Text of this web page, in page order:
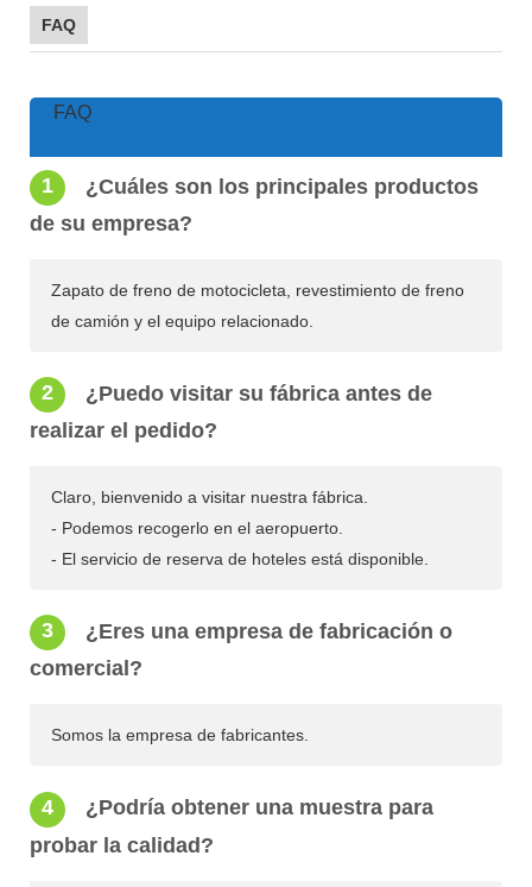
FAQ
FAQ
1
¿Cuáles son los principales productos
de su empresa?
Zapato de freno de motocicleta, revestimiento de freno
de camión y el equipo relacionado.
2
¿Puedo visitar su fábrica antes de
realizar el pedido?
Claro, bienvenido a visitar nuestra fábrica.
- Podemos recogerlo en el aeropuerto.
- El servicio de reserva de hoteles está disponible.
3
¿Eres una empresa de fabricación o
comercial?
Somos la empresa de fabricantes.
4
¿Podría obtener una muestra para
probar la calidad?